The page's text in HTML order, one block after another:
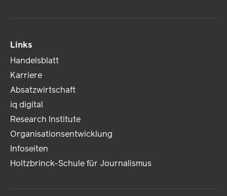
Links
Handelsblatt
Karriere
Absatzwirtschaft
iq digital
Research Institute
Organisationsentwicklung
Infoseiten
Holtzbrinck-Schule für Journalismus